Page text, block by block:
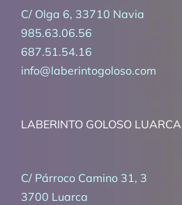
C/ Olga 6, 33710 Navia
985.63.06.56
687.51.54.16
info@laberintogoloso.com
LABERINTO GOLOSO LUARCA
C/ Párroco Camino 31, 3
3700 Luarca